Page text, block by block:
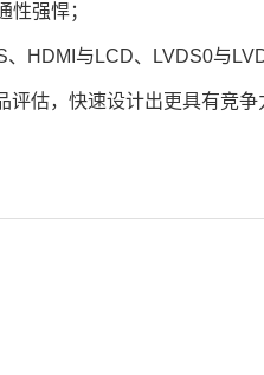
性强悍；
HDMI与LCD、LVDS0与
估，快速设计出更具有竞争